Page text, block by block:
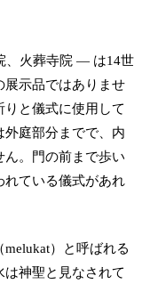
、火葬寺院 — は14世
展示品ではありませ
と儀式に使用して
庭部分までで、内
。門の前まで歩い
れている儀式があれ
）と呼ばれる
神聖と見なされて